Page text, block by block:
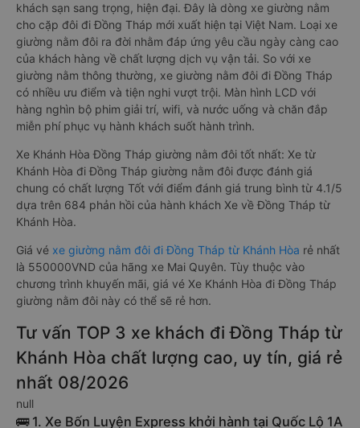
khách sạn sang trọng, hiện đại. Đây là dòng xe giường nằm
cho cặp đôi đi Đồng Tháp mới xuất hiện tại Việt Nam. Loại xe
giường nằm đôi ra đời nhằm đáp ứng yêu cầu ngày càng cao
của khách hàng về chất lượng dịch vụ vận tải. So với xe
giường nằm thông thường, xe giường nằm đôi đi Đồng Tháp
có nhiều ưu điểm và tiện nghi vượt trội. Màn hình LCD với
hàng nghìn bộ phim giải trí, wifi, và nước uống và chăn đắp
miễn phí phục vụ hành khách suốt hành trình.
Xe Khánh Hòa Đồng Tháp giường nằm đôi tốt nhất: Xe từ
Khánh Hòa đi Đồng Tháp giường nằm đôi được đánh giá
chung có chất lượng Tốt với điểm đánh giá trung bình từ 4.1/5
dựa trên 684 phản hồi của hành khách Xe về Đồng Tháp từ
Khánh Hòa.
Giá vé xe giường nằm đôi đi Đồng Tháp từ Khánh Hòa rẻ nhất
là 550000VND của hãng xe Mai Quyên. Tùy thuộc vào
chương trình khuyến mãi, giá vé Xe Khánh Hòa đi Đồng Tháp
giường nằm đôi này có thể sẽ rẻ hơn.
Tư vấn TOP 3 xe khách đi Đồng Tháp từ
Khánh Hòa chất lượng cao, uy tín, giá rẻ
nhất 08/2026
null
🚌 1. Xe Bốn Luyện Express khởi hành tại Quốc Lộ 1A